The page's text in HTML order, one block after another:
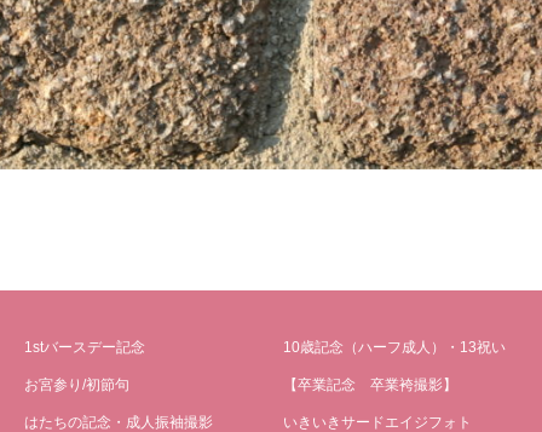
1stバースデー記念
お宮参り/初節句
はたちの記念・成人振袖撮影
10歳記念（ハーフ成人）・13祝い
【卒業記念 卒業袴撮影】
いきいきサードエイジフォト